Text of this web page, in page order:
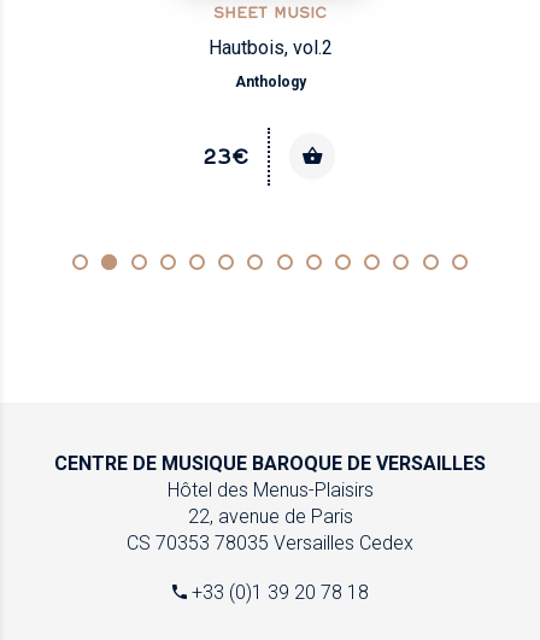
SHEET MUSIC
Hautbois, vol.2
Anthology
23€
CENTRE DE MUSIQUE BAROQUE DE VERSAILLES
Hôtel des Menus-Plaisirs
22, avenue de Paris
CS 70353 78035 Versailles Cedex
+33 (0)1 39 20 78 18